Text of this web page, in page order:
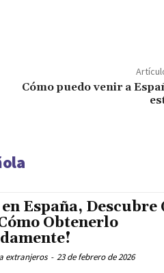
Cómo puedo venir a
en España, Descubre
Obtenerlo
extranjeros - 23 de febrero de 2026